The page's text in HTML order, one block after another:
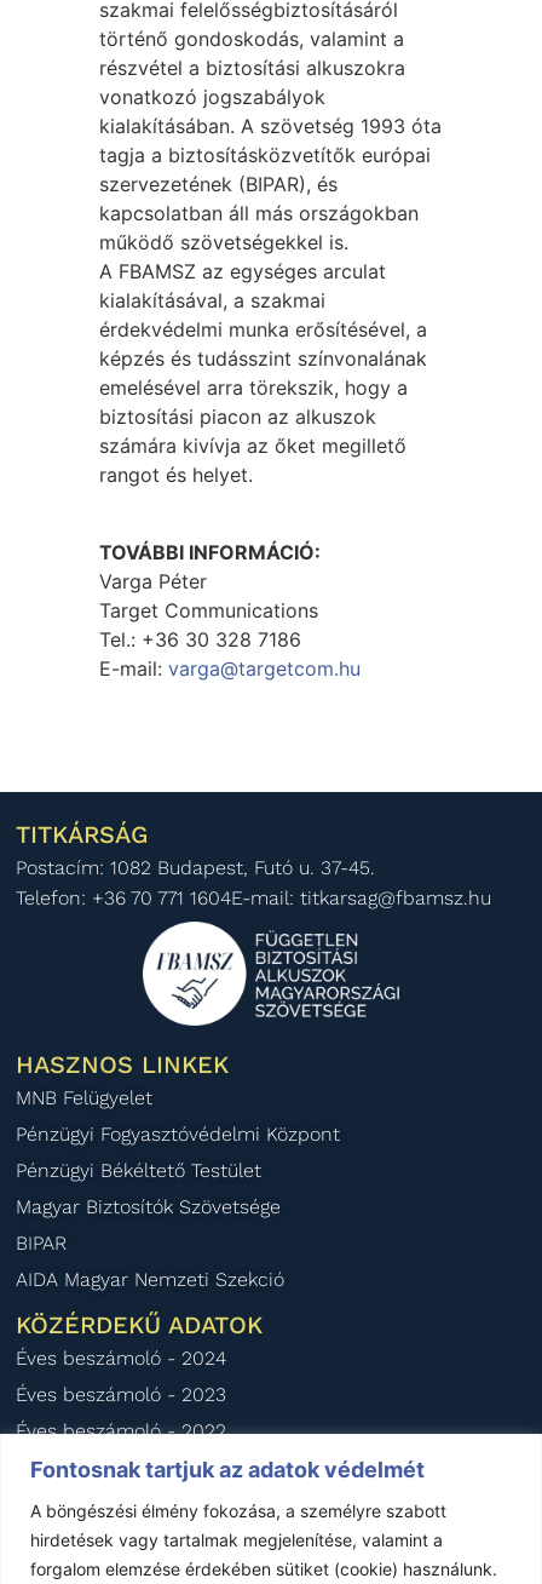
Fontosnak tartjuk az adatok védelmét
A böngészési élmény fokozása, a személyre szabott
hirdetések vagy tartalmak megjelenítése, valamint a
forgalom elemzése érdekében sütiket (cookie) használunk.
szakmai felelősségbiztosításáról
történő gondoskodás, valamint a
részvétel a biztosítási alkuszokra
vonatkozó jogszabályok
kialakításában. A szövetség 1993 óta
tagja a biztosításközvetítők európai
szervezetének (BIPAR), és
kapcsolatban áll más országokban
működő szövetségekkel is.
A FBAMSZ az egységes arculat
kialakításával, a szakmai
érdekvédelmi munka erősítésével, a
képzés és tudásszint színvonalának
emelésével arra törekszik, hogy a
biztosítási piacon az alkuszok
számára kivívja az őket megillető
rangot és helyet.
TOVÁBBI INFORMÁCIÓ:
Varga Péter
Target Communications
Tel.: +36 30 328 7186
E-mail:varga@targetcom.hu
TITKÁRSÁG
Postacím: 1082 Budapest, Futó u. 37-45.
Telefon: +36 70 771 1604E-mail: titkarsag@fbamsz.hu
HASZNOS LINKEK
MNB Felügyelet
Pénzügyi Fogyasztóvédelmi Központ
Pénzügyi Békéltető Testület
Magyar Biztosítók Szövetsége
BIPAR
AIDA Magyar Nemzeti Szekció
KÖZÉRDEKŰ ADATOK
Éves beszámoló - 2024
Éves beszámoló - 2023
Éves beszámoló - 2022
Éves beszámoló - 2021
Éves beszámoló - 2020